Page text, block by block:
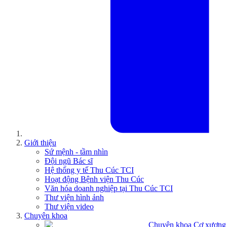
Giới thiệu
Sứ mệnh - tầm nhìn
Đội ngũ Bác sĩ
Hệ thống y tế Thu Cúc TCI
Hoạt động Bệnh viện Thu Cúc
Văn hóa doanh nghiệp tại Thu Cúc TCI
Thư viện hình ảnh
Thư viện video
Chuyên khoa
Chuyên khoa Cơ